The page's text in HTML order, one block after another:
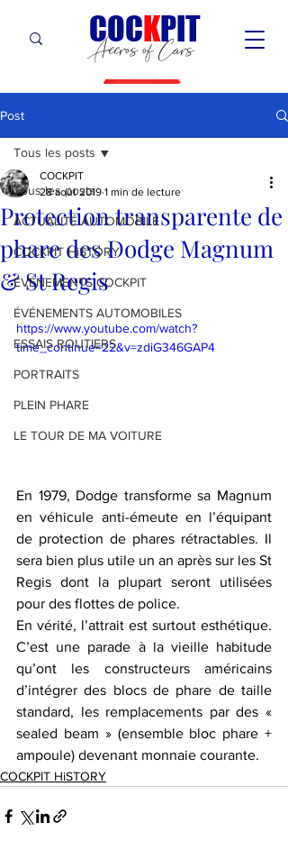
Accros of Cars
COCKPIT
Post
Tous les posts
ACTUALITÉ AUTOMOBILE
COCKPIT HiSTORY
ÉVÉNEMENTS COCKPIT
ÉVÉNEMENTS AUTOMOBILES
ESSAIS ROUTIERS
PORTRAITS
PLEIN PHARE
LE TOUR DE MA VOITURE
Tous les posts
Protection transparente de
phare des Dodge Magnum
& St Regis
COCKPIT
28 août 2019 1 min de lecture
https://www.youtube.com/watch?
time_continue=22&v=zdiG346GAP4
En 1979, Dodge transforme sa Magnum
en véhicule anti-émeute en l’équipant
de protection de phares rétractables. Il
sera bien plus utile un an après sur les St
Regis dont la plupart seront utilisées
pour des flottes de police.
En vérité, l’attrait est surtout esthétique.
C’est une parade à la vieille habitude
qu’ont les constructeurs américains
d’intégrer des blocs de phare de taille
standard, les remplacements par des «
sealed beam » (ensemble bloc phare +
ampoule) devenant monnaie courante.
COCKPIT HiSTORY